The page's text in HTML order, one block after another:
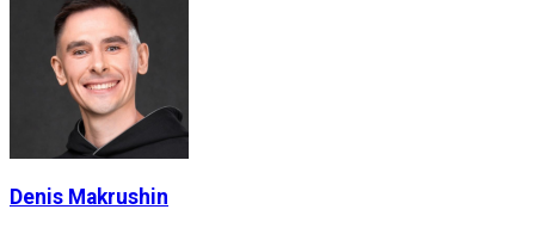
Denis Makrushin